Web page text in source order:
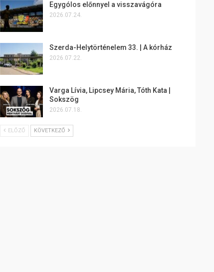
Egygólos előnnyel a visszavágóra
2026.07.24.
Szerda-Helytörténelem 33. | A kórház
2026.07.22.
Varga Lívia, Lipcsey Mária, Tóth Kata |
Sokszög
2026.07.18.
ELŐZŐ KÖVETKEZŐ